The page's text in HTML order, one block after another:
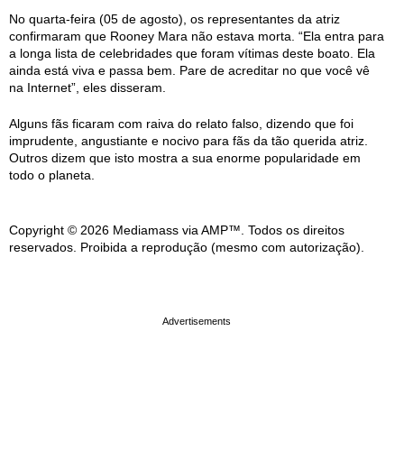
No quarta-feira (05 de agosto), os representantes da atriz
confirmaram que Rooney Mara não estava morta. “Ela entra para
a longa lista de celebridades que foram vítimas deste boato. Ela
ainda está viva e passa bem. Pare de acreditar no que você vê
na Internet”, eles disseram.
Alguns fãs ficaram com raiva do relato falso, dizendo que foi
imprudente, angustiante e nocivo para fãs da tão querida atriz.
Outros dizem que isto mostra a sua enorme popularidade em
todo o planeta.
Copyright © 2026 Mediamass via AMP™. Todos os direitos
reservados. Proibida a reprodução (mesmo com autorização).